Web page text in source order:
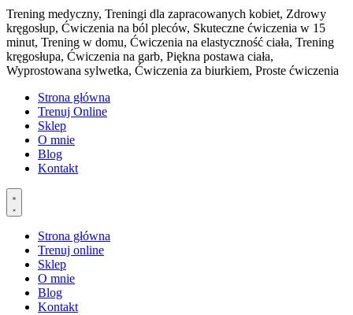
Trening medyczny, Treningi dla zapracowanych kobiet, Zdrowy
kręgosłup, Ćwiczenia na ból pleców, Skuteczne ćwiczenia w 15
minut, Trening w domu, Ćwiczenia na elastyczność ciała, Trening
kręgosłupa, Ćwiczenia na garb, Piękna postawa ciała,
Wyprostowana sylwetka, Ćwiczenia za biurkiem, Proste ćwiczenia
Strona główna
Trenuj Online
Sklep
O mnie
Blog
Kontakt
Strona główna
Trenuj online
Sklep
O mnie
Blog
Kontakt